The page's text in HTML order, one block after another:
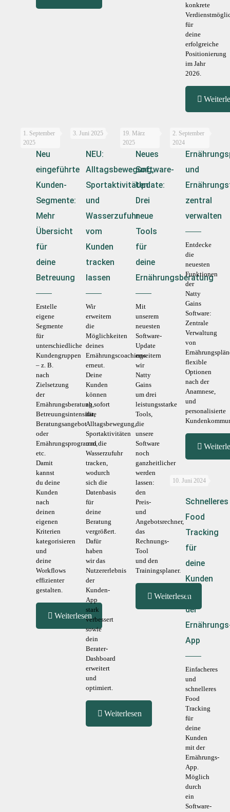
konkrete
für
deine
erfolgreiche
Positionierung
im Jahr
2026.
1. September
2025
Neu
eingeführte
Kunden-
Segmente:
Mehr
Übersicht
für
deine
Betreuung
Erstelle
eigene
Segmente
für
unterschiedliche
Kundengruppen
– z. B.
nach
Zielsetzung
der
Ernährungsberatung,
Betreuungsintensität,
Beratungsangebot
oder
Ernährungsprogramm,
etc.
Damit
kannst
du deine
Kunden
nach
deinen
eigenen
Kriterien
kategorisieren
und
deine
Workflows
effizienter
gestalten.
Weiterlesen
3. Juni 2025
NEU:
Alltagsbewegung,
Sportaktivitäten
und
Wasserzufuhr
vom
Kunden
tracken
lassen
Wir
erweitern
die
Möglichkeiten
deines
Ernährungscoachings
erneut.
Deine
Kunden
können
ab sofort
ihre
Alltagsbewegung,
Sportaktivitäten
und die
Wasserzufuhr
tracken,
wodurch
sich die
Datenbasis
für
deine
Beratung
vergrößert.
Dafür
haben
wir das
Nutzererlebnis
der
Kunden-
App
stark
verbessert
sowie
dein
Berater-
Dashboard
erweitert
und
optimiert.
Weiterlesen
19. März
2025
Neues
Software-
Update:
Drei
neue
Tools
für
deine
Ernährungsberatung
Mit
unserem
neuesten
Software-
Update
erweitern
wir
Natty
Gains
um drei
leistungsstarke
Tools,
die
unsere
Software
noch
ganzheitlicher
werden
lassen:
den
Preis-
und
Angebotsrechner,
das
Rechnungs-
Tool
und den
Trainingsplaner.
Weiterlesen
2. September
2024
und
zentral
verwalten
Entdecke
die
neuesten
Funktionen
der
Natty
Gains
Software:
Zentrale
Verwaltung
von
flexible
Optionen
nach der
Anamnese,
und
personalisierte
10. Juni 2024
Schnelleres
Food
Tracking
für
deine
Kunden
mit
der
App
Einfacheres
und
schnelleres
Food
Tracking
für
deine
Kunden
mit der
Ernährungs-
App.
Möglich
durch
ein
Software-